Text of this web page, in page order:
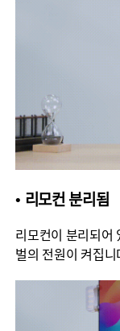
• 리모컨 분리됨
리모컨이 분리되어
벌의 전원이 켜집니